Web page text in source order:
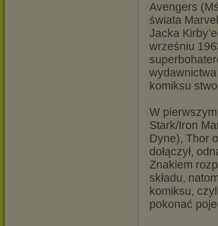
Avengers
świata
Jacka
wrześniu
komiksu
W
Stark/Iron
Dyne), Thor
dołączył,
Znakiem
składu,
komiksu,
pokonać